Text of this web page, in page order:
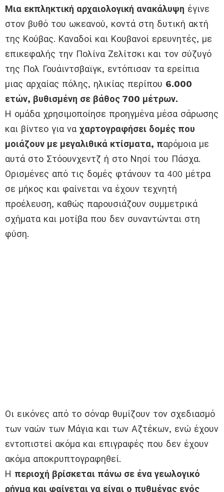
Μια εκπληκτική αρχαιολογική ανακάλυψη έγινε
στον βυθό του ωκεανού, κοντά στη δυτική ακτή
της Κούβας. Καναδοί και Κουβανοί ερευνητές, με
επικεφαλής την Πολίνα Ζελίτσκι και τον σύζυγό
της Πολ Γουάιντσβαϊγκ, εντόπισαν τα ερείπια
μιας αρχαίας πόλης, ηλικίας περίπου 6.000
ετών, βυθισμένη σε βάθος 700 μέτρων.
Η ομάδα χρησιμοποίησε προηγμένα μέσα σάρωσης
και βίντεο για να χαρτογραφήσει δομές που
μοιάζουν με μεγαλιθικά κτίσματα, παρόμοια με
αυτά στο Στόουνχεντζ ή στο Νησί του Πάσχα.
Ορισμένες από τις δομές φτάνουν τα 400 μέτρα
σε μήκος και φαίνεται να έχουν τεχνητή
προέλευση, καθώς παρουσιάζουν συμμετρικά
σχήματα και μοτίβα που δεν συναντώνται στη
φύση.
Οι εικόνες από το σόναρ θυμίζουν τον σχεδιασμό
των ναών των Μάγια και των Αζτέκων, ενώ έχουν
εντοπιστεί ακόμα και επιγραφές που δεν έχουν
ακόμα αποκρυπτογραφηθεί.
Η περιοχή βρίσκεται πάνω σε ένα γεωλογικό
ρήγμα και φαίνεται να είναι ο πυθμένας ενός